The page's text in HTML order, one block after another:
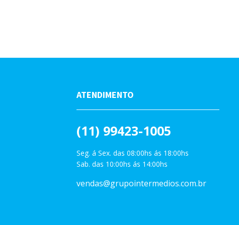
ATENDIMENTO
(11) 99423-1005
Seg. á Sex. das 08:00hs ás 18:00hs
Sab. das 10:00hs ás 14:00hs
vendas@grupointermedios.com.br